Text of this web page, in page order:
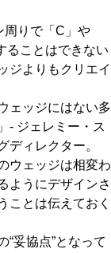
周りで「C」や
ることはできない
ジよりもクリエイ
ェッジにはない多
- ジェレミー・ス
ディレクター。
ウェッジは相変わ
ようにデザインさ
ことは伝えておく
妥協点”となって